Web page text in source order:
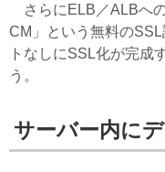
さらにELB／ALBへ
CM」という無料の
トなしにSSL化が完成
う。
サーバー内に